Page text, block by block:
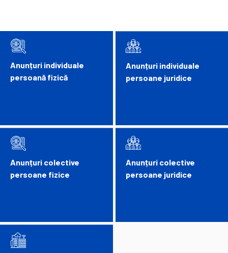
Anunțuri individuale
persoană fizică
Anunțuri colective
persoane fizice
Anunțuri individuale
persoane juridice
Anunțuri colective
persoane juridice